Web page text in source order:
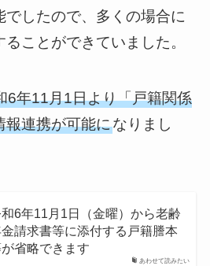
でしたので、多くの場合に
ことができていました。
6年11月1日より「戸籍関係
報連携が可能になりまし
あわせて読みたい
6年11月1日（金曜）から老齢
請求書等に添付する戸籍謄本
省略できます